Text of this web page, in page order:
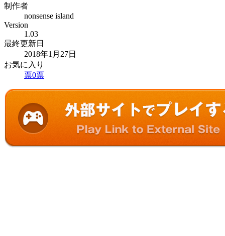
制作者
nonsense island
Version
1.03
最終更新日
2018年1月27日
お気に入り
票0票